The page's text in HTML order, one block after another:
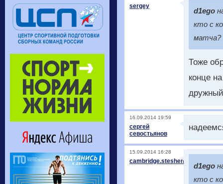
sergey
d1ego
кто с
матча?
Тоже
конце
16.09.2014 19:59
сергей
севостьянов
15.09.2014 16:28
d1ego
кто с